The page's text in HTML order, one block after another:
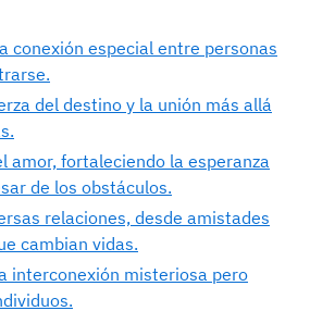
conexión especial entre personas
del destino y la unión más allá
amor, fortaleciendo la esperanza
de los obstáculos.
relaciones, desde amistades
cambian vidas.
interconexión misteriosa pero